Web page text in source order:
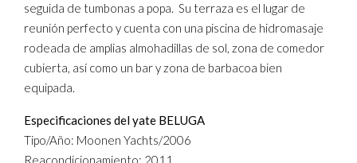
seguida de tumbonas a popa. Su terraza es el lugar de
reunión perfecto y cuenta con una piscina de hidromasaje
rodeada de amplias almohadillas de sol, zona de comedor
cubierta, así como un bar y zona de barbacoa bien
equipada.
Especificaciones del yate BELUGA
Tipo/Año: Moonen Yachts/2006
Reacondicionamiento: 2011